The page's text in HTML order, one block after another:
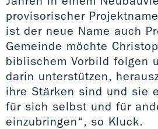
provisorischer
ist der neue Name auch
Gemeinde möchte
biblischem Vorbild folgen
darin unterstützen,
ihre Stärken sind und sie
für sich selbst und für
einzubringen“, so Kluck.